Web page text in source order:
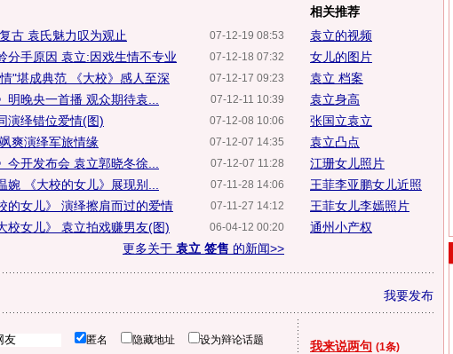
07-12-19 08:53
古 袁氏魅力叹为观止
07-12-18 07:32
分手原因 袁立:因戏生情不专业
07-12-17 09:23
"堪成典范 《大校》感人至深
07-12-11 10:39
明晚央一首播 观众期待袁...
07-12-08 10:06
演绎错位爱情(图)
07-12-07 14:35
爽演绎军旅情缘
07-12-07 11:28
今开发布会 袁立郭晓冬徐...
07-11-28 14:06
婉 《大校的女儿》展现别...
07-11-27 14:12
的女儿》 演绎擦肩而过的爱情
06-04-12 00:20
校女儿》 袁立拍戏赚男友(图)
更多关于 袁立 签售 的新闻>>
相关推荐
袁立的视频
女儿的图片
袁立 档案
袁立身高
张国立袁立
袁立凸点
江珊女儿照片
王菲李亚鹏女儿近照
王菲女儿李嫣照片
通州小产权
我要发布
匿名 隐藏地址 设为辩论话题 我来说两句 (1条)